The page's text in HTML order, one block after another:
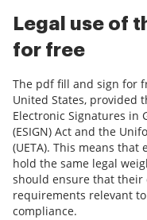
Legal use of
for free
The pdf fill and sign for
United States, provided
Electronic Signatures in
(ESIGN) Act and the
(UETA). This means
hold the same legal
should ensure that their
requirements relevant
compliance.